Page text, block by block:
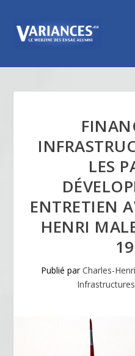
LES
ENTRETIEN
HENRI
Publié parCharles-
Infrastructures